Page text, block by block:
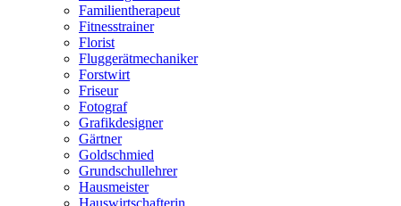
Familientherapeut
Fitnesstrainer
Florist
Fluggerätmechaniker
Forstwirt
Friseur
Fotograf
Grafikdesigner
Gärtner
Goldschmied
Grundschullehrer
Hausmeister